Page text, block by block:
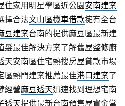
住家用明星學區近公園安南建案
擇合法文山區機車借款擁有全台
豆建案台南的提供麻豆區最新建
髮最佳解決方案了解舊屋整修廚
天安南區住宅熱搜房屋貸款市場
區熱門建案推薦最佳港口建案了
經營麻豆透天迅速找到理想宅南
透天提供最新台南預售屋資金當